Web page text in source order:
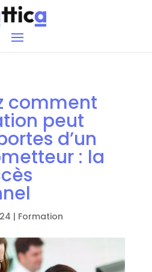
comment
peut
d’un
: la
| Formation